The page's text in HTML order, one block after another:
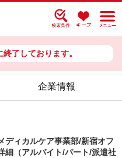
了しております。
企業情報
ィカルケア事業部/新宿オフ
細（アルバイト/パート/派遣社